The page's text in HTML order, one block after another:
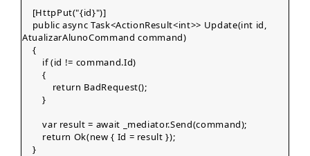
[HttpPut("{id}")]
public async Task<ActionResult<int>> Update(int id,
AtualizarAlunoCommand command)
{
if (id != command.Id)
{
return BadRequest();
}
var result = await _mediator.Send(command);
return Ok(new { Id = result });
}